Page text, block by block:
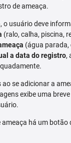
de ameaça.
o usuário deve
(ralo, calha, piscina,
(água
a data do registro,
se adicionar a
exibe uma
há um botão